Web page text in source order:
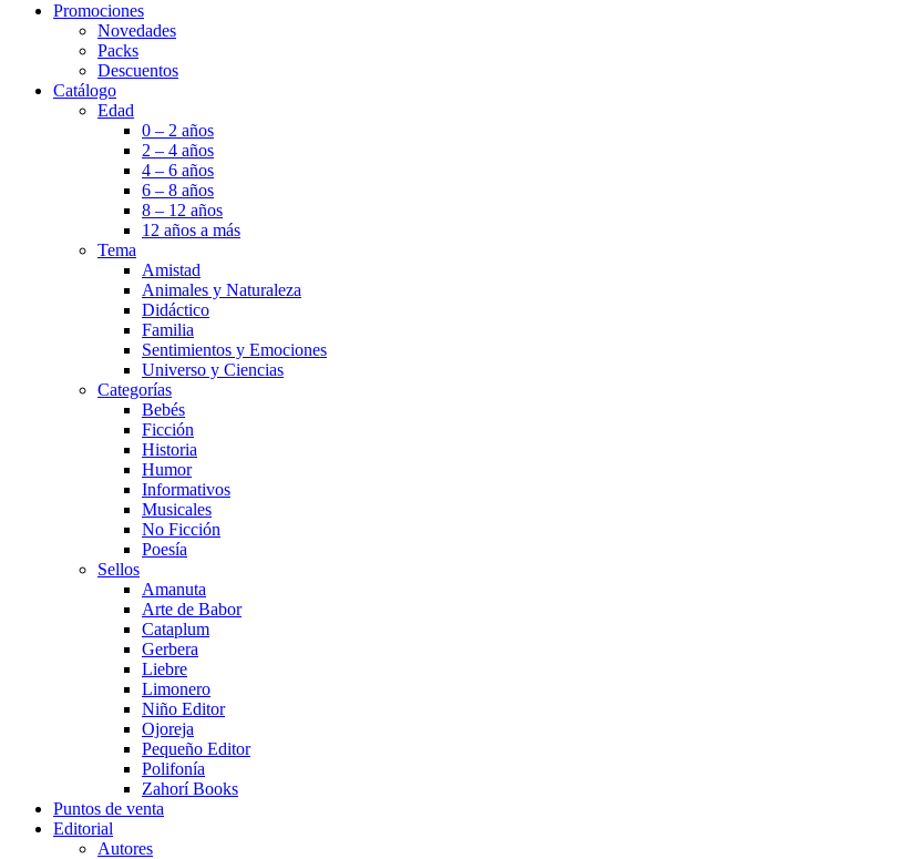
Promociones
Novedades
Packs
Descuentos
Catálogo
Edad
0 – 2 años
2 – 4 años
4 – 6 años
6 – 8 años
8 – 12 años
12 años a más
Tema
Amistad
Animales y Naturaleza
Didáctico
Familia
Sentimientos y Emociones
Universo y Ciencias
Categorías
Bebés
Ficción
Historia
Humor
Informativos
Musicales
No Ficción
Poesía
Sellos
Amanuta
Arte de Babor
Cataplum
Gerbera
Liebre
Limonero
Niño Editor
Ojoreja
Pequeño Editor
Polifonía
Zahorí Books
Puntos de venta
Editorial
Autores